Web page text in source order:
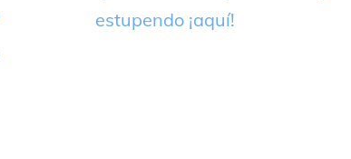
estupendo ¡aquí!